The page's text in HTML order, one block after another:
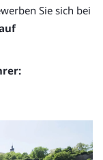
Sie sich bei